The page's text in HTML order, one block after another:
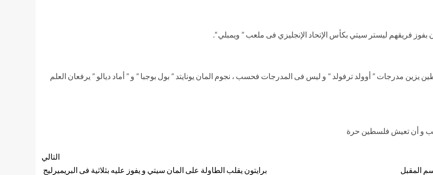
فريقهم ليستر سيتي بكأس الإتحاد الإنجليزي فى ملعب ” ويمبلي “.
يزين مدرجات ” أوولد ترفولد ” و ليس فى المدرجات فحسب ، نجوم المان يونايتد ” بول بوجبا ” و ” أماد ديالو ” يرفعان العلم
و أن تعيش فلسطين حرة
التالي
برايتون يقلب الطاولة على المان سيتي و يفوز عليه بثلاثية فى البريميرليج